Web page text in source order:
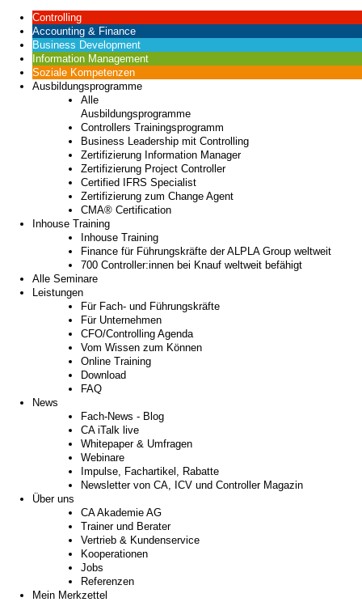
Controlling
Accounting & Finance
Business Development
Information Management
Soziale Kompetenzen
Ausbildungsprogramme
Alle
Ausbildungsprogramme
Controllers Trainingsprogramm
Business Leadership mit Controlling
Zertifizierung Information Manager
Zertifizierung Project Controller
Certified IFRS Specialist
Zertifizierung zum Change Agent
CMA® Certification
Inhouse Training
Inhouse Training
Finance für Führungskräfte der ALPLA Group weltweit
700 Controller:innen bei Knauf weltweit befähigt
Alle Seminare
Leistungen
Für Fach- und Führungskräfte
Für Unternehmen
CFO/Controlling Agenda
Vom Wissen zum Können
Online Training
Download
FAQ
News
Fach-News - Blog
CA iTalk live
Whitepaper & Umfragen
Webinare
Impulse, Fachartikel, Rabatte
Newsletter von CA, ICV und Controller Magazin
Über uns
CA Akademie AG
Trainer und Berater
Vertrieb & Kundenservice
Kooperationen
Jobs
Referenzen
Mein Merkzettel